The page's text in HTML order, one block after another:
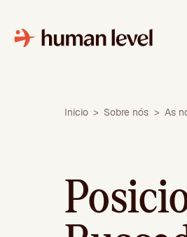
Inicio > Sobre nós > As